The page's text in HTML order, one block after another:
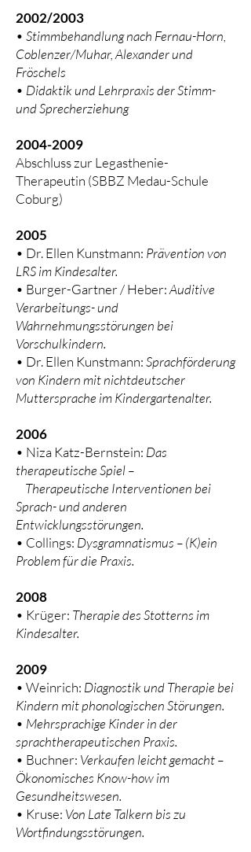
2002/2003
• Stimmbehandlung nach Fernau-Horn,
Coblenzer/Muhar, Alexander und
Fröschels
• Didaktik und Lehrpraxis der Stimm-
und Sprecherziehung
2004-2009
Abschluss zur Legasthenie-
Therapeutin (SBBZ Medau-Schule
Coburg)
2005
• Dr. Ellen Kunstmann: Prävention von
LRS im Kindesalter.
• Burger-Gartner / Heber:Auditive
Verarbeitungs- und
Wahrnehmungsstörungen bei
Vorschulkindern.
• Dr. Ellen Kunstmann:Sprachförderung
von Kindern mit nichtdeutscher
Muttersprache im Kindergartenalter.
2006
• Niza Katz-Bernstein: Das
therapeutische Spiel –
Therapeutische Interventionen bei
Sprach- und anderen
Entwicklungsstörungen.
• Collings: Dysgramnatismus – (K)ein
Problem für die Praxis.
2008
• Krüger: Therapie des Stotterns im
Kindesalter.
2009
• Weinrich: Diagnostik und Therapie bei
Kindern mit phonologischen Störungen.
• Mehrsprachige Kinder in der
sprachtherapeutischen Praxis.
• Buchner: Verkaufen leicht gemacht –
Ökonomisches Know-how im
Gesundheitswesen.
• Kruse: Von Late Talkern bis zu
Wortfindungsstörungen.